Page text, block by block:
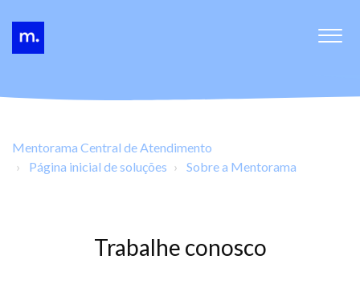
Mentorama Central de Atendimento
Página inicial de soluções
Sobre a Mentorama
Trabalhe conosco